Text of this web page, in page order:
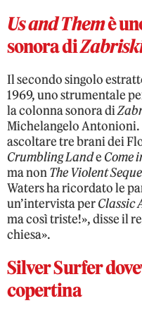
Us and Themè
sonora di
Il secondo singolo
1969, uno strumentale
la colonna sonora di
Michelangelo Antonioni.
ascoltare tre brani dei
Crumbling Lande Come
ma nonThe Violent
Waters ha ricordato le
un’intervista perClassic
ma così triste!», disse il
chiesa».
Silver Surfer
copertina